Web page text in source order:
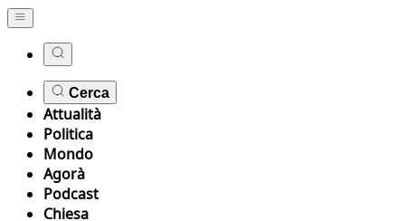
Cerca
Attualità
Politica
Mondo
Agorà
Podcast
Chiesa